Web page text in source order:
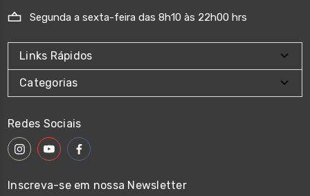
Segunda a sexta-feira das 8h10 às 22h00 hrs
Links Rápidos
Categorias
Redes Sociais
Inscreva-se em nossa Newsletter